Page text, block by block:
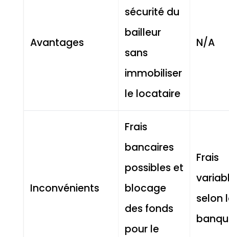
Avantages
sécurité du
bailleur
sans
immobiliser
le locataire
N/A
Inconvénients
Frais
bancaires
possibles et
blocage
des fonds
pour le
Frais
selon